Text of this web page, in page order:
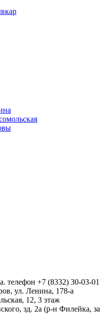
телефон +7 (8332) 30-03-01
ул. Ленина, 178-а
12, 3 этаж
зд. 2а (р-н Филейка, за